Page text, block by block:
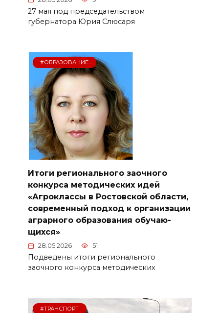
27 мая под председательством
губернатора Юрия Слюсаря
#ОБРАЗОВАНИЕ
Итоги ре­гионального заочного
конкурса методических идей
«Агроклассы в Ро­стовской области,
со­временный подход к организации
аграрного образования обучаю­
щихся»
28.05.2026 51
Подведены итоги ре­гионального
заочного конкурса методических
#ТРАНСПОРТ